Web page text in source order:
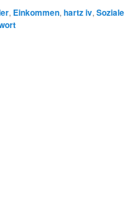
, Einkommen, hartz iv, Soziale